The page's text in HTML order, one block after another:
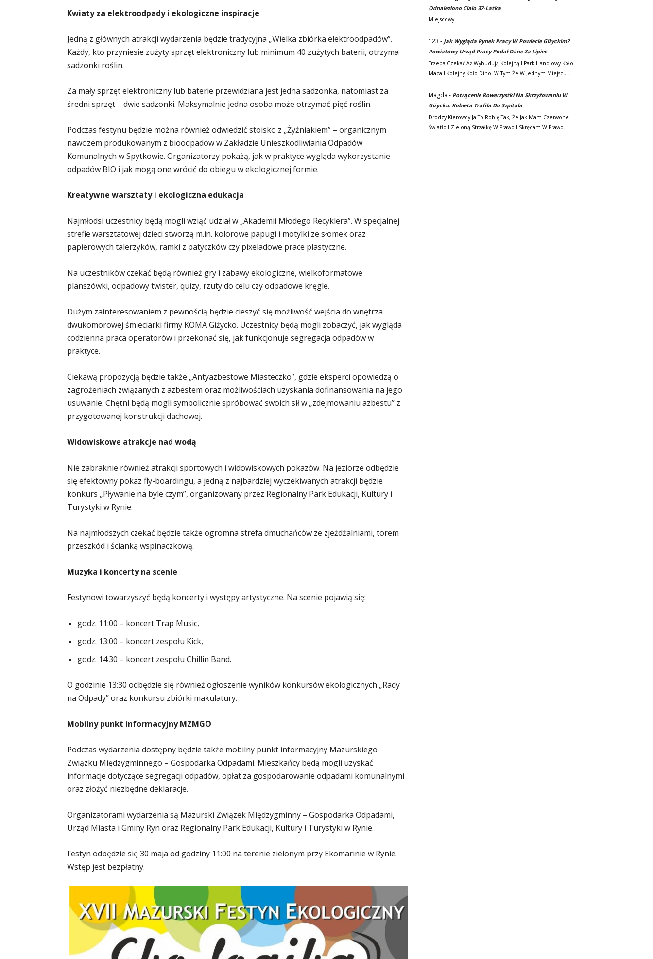
Kwiaty za elektroodpady i ekologiczne inspiracje
Jedną z głównych atrakcji wydarzenia będzie tradycyjna „Wielka zbiórka elektroodpadów”.
Każdy, kto przyniesie zużyty sprzęt elektroniczny lub minimum 40 zużytych baterii, otrzyma
sadzonki roślin.
Za mały sprzęt elektroniczny lub baterie przewidziana jest jedna sadzonka, natomiast za
średni sprzęt – dwie sadzonki. Maksymalnie jedna osoba może otrzymać pięć roślin.
Podczas festynu będzie można również odwiedzić stoisko z „Żyźniakiem” – organicznym
nawozem produkowanym z bioodpadów w Zakładzie Unieszkodliwiania Odpadów
Komunalnych w Spytkowie. Organizatorzy pokażą, jak w praktyce wygląda wykorzystanie
odpadów BIO i jak mogą one wrócić do obiegu w ekologicznej formie.
Kreatywne warsztaty i ekologiczna edukacja
Najmłodsi uczestnicy będą mogli wziąć udział w „Akademii Młodego Recyklera”. W specjalnej
strefie warsztatowej dzieci stworzą m.in. kolorowe papugi i motylki ze słomek oraz
papierowych talerzyków, ramki z patyczków czy pixeladowe prace plastyczne.
Na uczestników czekać będą również gry i zabawy ekologiczne, wielkoformatowe
planszówki, odpadowy twister, quizy, rzuty do celu czy odpadowe kręgle.
Dużym zainteresowaniem z pewnością będzie cieszyć się możliwość wejścia do wnętrza
dwukomorowej śmieciarki firmy KOMA Giżycko. Uczestnicy będą mogli zobaczyć, jak wygląda
codzienna praca operatorów i przekonać się, jak funkcjonuje segregacja odpadów w
praktyce.
Ciekawą propozycją będzie także „Antyazbestowe Miasteczko”, gdzie eksperci opowiedzą o
zagrożeniach związanych z azbestem oraz możliwościach uzyskania dofinansowania na jego
usuwanie. Chętni będą mogli symbolicznie spróbować swoich sił w „zdejmowaniu azbestu” z
przygotowanej konstrukcji dachowej.
Widowiskowe atrakcje nad wodą
Nie zabraknie również atrakcji sportowych i widowiskowych pokazów. Na jeziorze odbędzie
się efektowny pokaz fly-boardingu, a jedną z najbardziej wyczekiwanych atrakcji będzie
konkurs „Pływanie na byle czym”, organizowany przez Regionalny Park Edukacji, Kultury i
Turystyki w Rynie.
Na najmłodszych czekać będzie także ogromna strefa dmuchańców ze zjeżdżalniami, torem
przeszkód i ścianką wspinaczkową.
Muzyka i koncerty na scenie
Festynowi towarzyszyć będą koncerty i występy artystyczne. Na scenie pojawią się:
godz. 11:00 – koncert Trap Music,
godz. 13:00 – koncert zespołu Kick,
godz. 14:30 – koncert zespołu Chillin Band.
O godzinie 13:30 odbędzie się również ogłoszenie wyników konkursów ekologicznych „Rady
na Odpady” oraz konkursu zbiórki makulatury.
Mobilny punkt informacyjny MZMGO
Podczas wydarzenia dostępny będzie także mobilny punkt informacyjny Mazurskiego
Związku Międzygminnego – Gospodarka Odpadami. Mieszkańcy będą mogli uzyskać
informacje dotyczące segregacji odpadów, opłat za gospodarowanie odpadami komunalnymi
oraz złożyć niezbędne deklaracje.
Organizatorami wydarzenia są Mazurski Związek Międzygminny – Gospodarka Odpadami,
Urząd Miasta i Gminy Ryn oraz Regionalny Park Edukacji, Kultury i Turystyki w Rynie.
Festyn odbędzie się 30 maja od godziny 11:00 na terenie zielonym przy Ekomarinie w Rynie.
Wstęp jest bezpłatny.
Odnaleziono Ciało 37-Latka
Miejscowy
123 - Jak Wygląda Rynek Pracy W Powiecie Giżyckim?
Powiatowy Urząd Pracy Podał Dane Za Lipiec
Trzeba Czekać Aż Wybudują Kolejną I Park Handlowy Koło
Maca I Kolejny Koło Dino. W Tym Że W Jednym Miejscu…
Magda - Potrącenie Rowerzystki Na Skrzyżowaniu W
Giżycku. Kobieta Trafiła Do Szpitala
Drodzy Kierowcy Ja To Robię Tak, Że Jak Mam Czerwone
Światło I Zieloną Strzałkę W Prawo I Skręcam W Prawo…